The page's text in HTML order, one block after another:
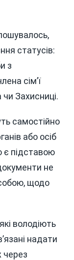
статусів:
з
сім’ї
Захисниці.
самостійно
або осіб
є підставою
не
щодо
володіють
надати
через